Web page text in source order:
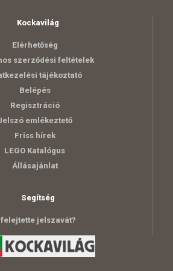
Kockavilág
Elérhetőség
szerződési feltételek
tájékoztató
Belépés
Regisztráció
emlékeztető
Friss hírek
LEGO Katalógus
Állásajánlat
Segítség
jelszavát?